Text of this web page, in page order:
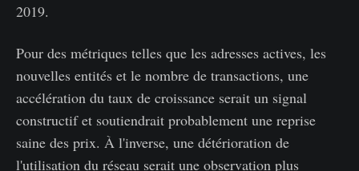
2019.
Pour des métriques telles que les adresses actives, les
nouvelles entités et le nombre de transactions, une
accélération du taux de croissance serait un signal
constructif et soutiendrait probablement une reprise
saine des prix. À l'inverse, une détérioration de
l'utilisation du réseau serait une observation plus